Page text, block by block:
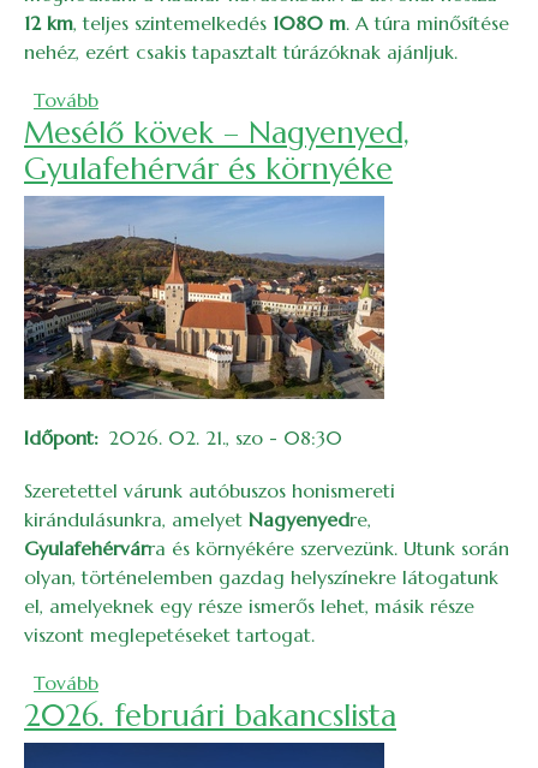
12 km, teljes szintemelkedés 1080 m. A túra minősítése
nehéz, ezért csakis tapasztalt túrázóknak ajánljuk.
Tovább(Gyalogtúra a Radnai-havasokba (Vörös-csúcs) –
Mesélő kövek – Nagyenyed,
Gyulafehérvár és környéke
Időpont 2026. 02. 21., szo - 08:30
Szeretettel várunk autóbuszos honismereti
kirándulásunkra, amelyet Nagyenyedre,
Gyulafehérvárra és környékére szervezünk. Utunk során
olyan, történelemben gazdag helyszínekre látogatunk
el, amelyeknek egy része ismerős lehet, másik része
viszont meglepetéseket tartogat.
Tovább(Mesélő kövek – Nagyenyed, Gyulafehérvár és
2026. februári bakancslista